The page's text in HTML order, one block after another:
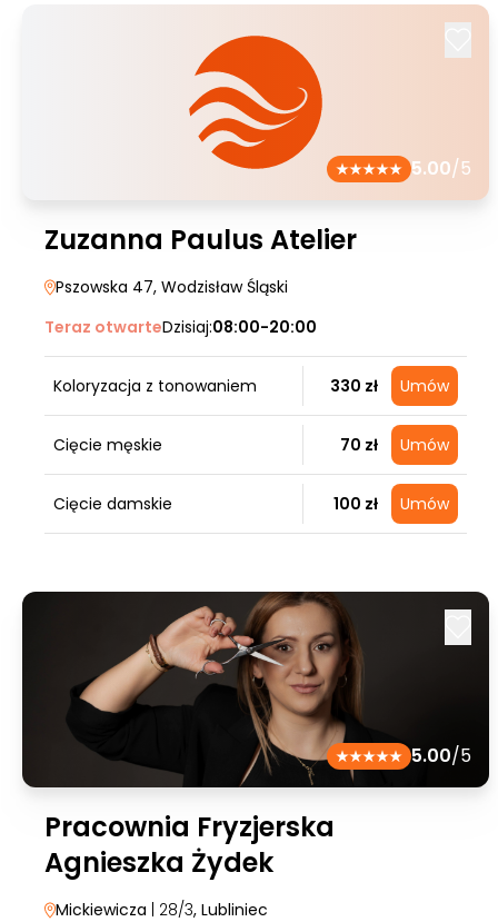
5.00/5
Zuzanna Paulus Atelier
Pszowska 47, Wodzisław Śląski
Teraz otwarteDzisiaj:08:00-20:00
Koloryzacja z tonowaniem 330 zł Umów
Cięcie męskie 70 zł Umów
Cięcie damskie 100 zł Umów
5.00/5
Pracownia Fryzjerska
Agnieszka Żydek
Mickiewicza | 28/3, Lubliniec